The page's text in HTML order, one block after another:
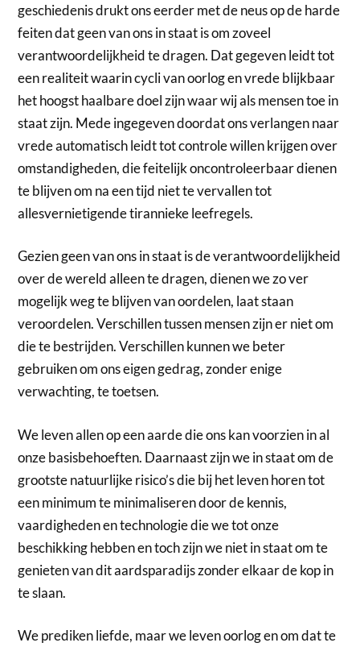
geschiedenis drukt ons eerder met de neus op de harde
feiten dat geen van ons in staat is om zoveel
verantwoordelijkheid te dragen. Dat gegeven leidt tot
een realiteit waarin cycli van oorlog en vrede blijkbaar
het hoogst haalbare doel zijn waar wij als mensen toe in
staat zijn. Mede ingegeven doordat ons verlangen naar
vrede automatisch leidt tot controle willen krijgen over
omstandigheden, die feitelijk oncontroleerbaar dienen
te blijven om na een tijd niet te vervallen tot
allesvernietigende tirannieke leefregels.
Gezien geen van ons in staat is de verantwoordelijkheid
over de wereld alleen te dragen, dienen we zo ver
mogelijk weg te blijven van oordelen, laat staan
veroordelen. Verschillen tussen mensen zijn er niet om
die te bestrijden. Verschillen kunnen we beter
gebruiken om ons eigen gedrag, zonder enige
verwachting, te toetsen.
We leven allen op een aarde die ons kan voorzien in al
onze basisbehoeften. Daarnaast zijn we in staat om de
grootste natuurlijke risico’s die bij het leven horen tot
een minimum te minimaliseren door de kennis,
vaardigheden en technologie die we tot onze
beschikking hebben en toch zijn we niet in staat om te
genieten van dit aardsparadijs zonder elkaar de kop in
te slaan.
We prediken liefde, maar we leven oorlog en om dat te